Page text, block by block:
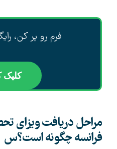
فرم رو پر کن،
کلیک
مراحل دریافت ویزای
فرانسه چگونه است؟س